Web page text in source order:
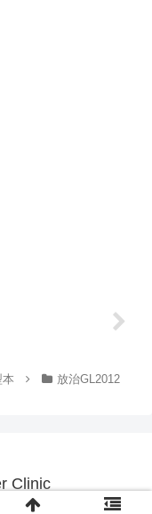
本 放治GL2012
Clinic
Clinic.